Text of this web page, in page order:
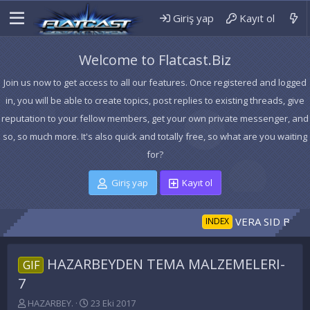
Giriş yap Kayıt ol
Welcome to Flatcast.Biz
Join us now to get access to all our features. Once registered and logged
in, you will be able to create topics, post replies to existing threads, give
reputation to your fellow members, get your own private messenger, and
so, so much more. It's also quick and totally free, so what are you waiting
for?
Giriş yap Kayıt ol
INDEX VERA SID
GIF
HAZARBEYDEN TEMA MALZEMELERI-
7
K
HAZARBEY.
B
23 Eki 2017